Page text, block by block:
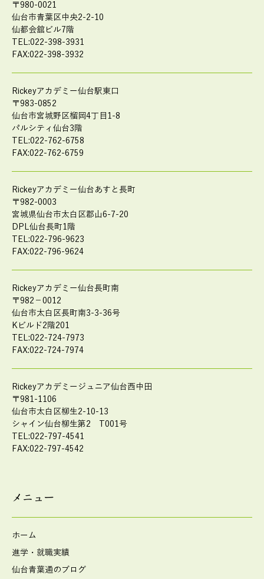
〒980-0021
仙台市青葉区中央2-2-10
仙都会舘ビル7階
TEL:022-398-3931
FAX:022-398-3932
Rickeyアカデミー仙台駅東口
〒983-0852
仙台市宮城野区榴岡4丁目1-8
パルシティ仙台3階
TEL:022-762-6758
FAX:022-762-6759
Rickeyアカデミー仙台あすと長町
〒982-0003
宮城県仙台市太白区郡山6-7-20
DPL仙台長町1階
TEL:022-796-9623
FAX:022-796-9624
Rickeyアカデミー仙台長町南
〒982－0012
仙台市太白区長町南3-3-36号
Kビルド2階201
TEL:022-724-7973
FAX:022-724-7974
Rickeyアカデミージュニア仙台西中田
〒981-1106
仙台市太白区柳生2-10-13
シャイン仙台柳生第2 T001号
TEL:022-797-4541
FAX:022-797-4542
メニュー
ホーム
進学・就職実績
仙台青葉通のブログ